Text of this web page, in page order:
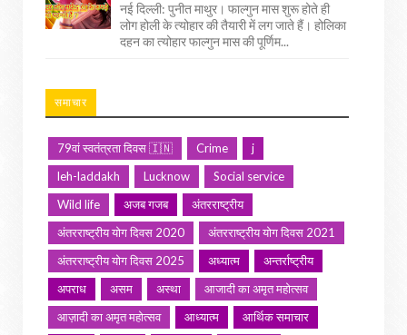
नई दिल्ली: पुनीत माथुर। फाल्गुन मास शुरू होते ही
लोग होली के त्योहार की तैयारी में लग जाते हैं। होलिका
दहन का त्योहार फाल्गुन मास की पूर्णिम...
समाचार
79वां स्वतंत्रता दिवस 🇮🇳 Crime
j
leh-laddakh
Lucknow
Social service
Wild life
अजब गजब
अंतरराष्ट्रीय
अंतरराष्ट्रीय योग दिवस 2020
अंतरराष्ट्रीय योग दिवस 2021
अंतरराष्ट्रीय योग दिवस 2025
अध्यात्म
अन्तर्राष्ट्रीय
अपराध
असम अस्था
आजादी का अमृत महोत्सव
आज़ादी का अमृत महोत्सव
आध्यात्म
आर्थिक समाचार